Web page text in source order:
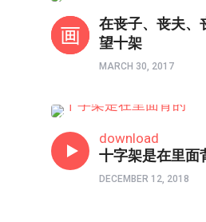
在丧子、丧夫、
望十架
MARCH 30, 2017
download
十字架是在里面
DECEMBER 12, 2018